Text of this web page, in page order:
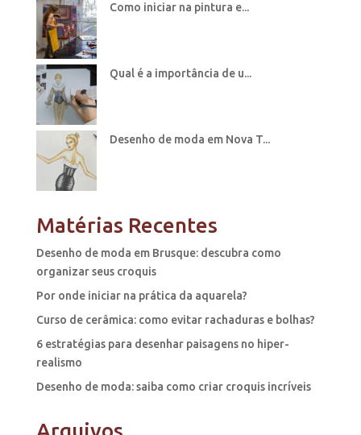
Como iniciar na pintura e...
Qual é a importância de u...
Desenho de moda em Nova T...
Matérias Recentes
Desenho de moda em Brusque: descubra como
organizar seus croquis
Por onde iniciar na prática da aquarela?
Curso de cerâmica: como evitar rachaduras e bolhas?
6 estratégias para desenhar paisagens no hiper-
realismo
Desenho de moda: saiba como criar croquis incríveis